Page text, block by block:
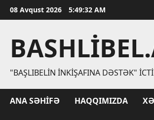
Skip
to
08 Avqust 2026 5:49:33 AM
"BAŞLIBELIN İNKIŞAFINA DƏSTƏK"
ANA SƏHIFƏ HAQQIMIZDA